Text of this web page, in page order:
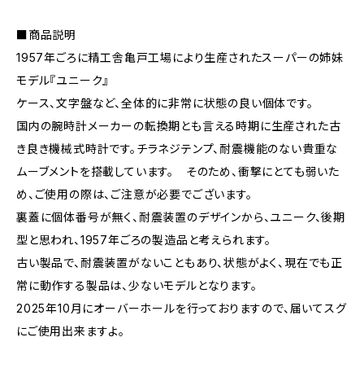
■商品説明
1957年ごろに精工舎亀戸工場により生産されたスーパーの姉妹
モデル『ユニーク』
ケース、文字盤など、全体的に非常に状態の良い個体です。
国内の腕時計メーカーの転換期とも言える時期に生産された古
き良き機械式時計です。チラネジテンプ、耐震機能のない貴重な
ムーブメントを搭載しています。 そのため、衝撃にとても弱いた
め、ご使用の際は、ご注意が必要でございます。
裏蓋に個体番号が無く、耐震装置のデザインから、ユニーク、後期
型と思われ、1957年ごろの製造品と考えられます。
古い製品で、耐震装置がないこともあり、状態がよく、現在でも正
常に動作する製品は、少ないモデルとなります。
2025年10月にオーバーホールを行っておりますので、届いてスグ
にご使用出来ますよ。